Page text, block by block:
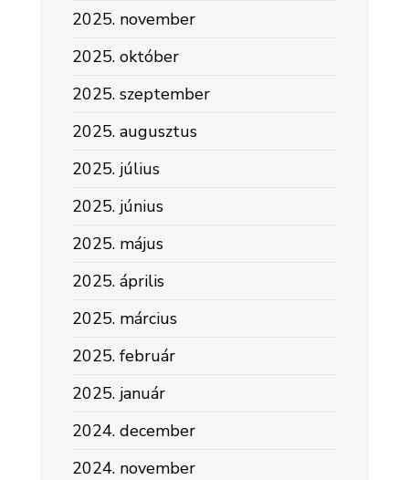
2025. november
2025. október
2025. szeptember
2025. augusztus
2025. július
2025. június
2025. május
2025. április
2025. március
2025. február
2025. január
2024. december
2024. november